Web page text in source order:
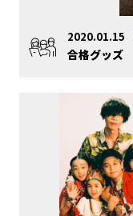
2020.01.15
合格グッズ